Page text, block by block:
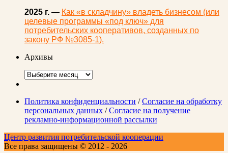
2025 г. — Как «в складчину» владеть бизнесом (или
целевые программы «под ключ» для
потребительских кооперативов, созданных по
закону РФ №3085-1).
Архивы
Архивы
Политика конфиденциальности /Согласие на обработку
персональных данных /Согласие на получение
рекламно-информационной рассылки
Центр развития потребительской кооперации
Все права защищены © 2012 - 2026